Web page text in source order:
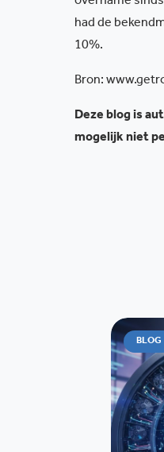
had de
10%.
Bron:
Deze blog is
mogelijk niet
BLOG